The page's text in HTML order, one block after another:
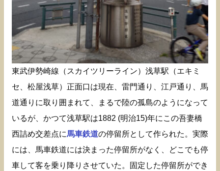
東武伊勢崎線（スカイツリーライン）浅草駅（エキミ
セ、松屋浅草）正面口は現在、雷門通り、江戸通り、馬
道通りに取り囲まれて、まるで陸の孤島のようになって
いるが、かつて浅草駅は1882 (明治15)年にこの吾妻橋
西詰め交差点に馬車鉄道の停留所として作られた。実際
には、馬車鉄道には決まった停留所がなく、どこでも停
車して客を乗り降りさせていた。固定した停留所ができ